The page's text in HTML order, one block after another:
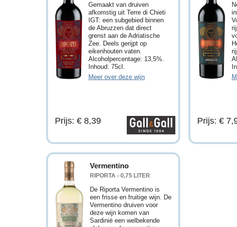
Gemaakt van druiven
afkomstig uit Terre di Chieti
IGT: een subgebied binnen
de Abruzzen dat direct
grenst aan de Adriatische
Zee. Deels gerijpt op
eikenhouten vaten.
Alcoholpercentage: 13,5%.
Inhoud: 75cl.
Meer over deze wijn
Prijs: € 8,39 Prijs: €
Vermentino
RIPORTA - 0,75 LITER
De Riporta Vermentino is
een frisse en fruitige wijn. De
Vermentino druiven voor
deze wijn komen van
Sardinië een welbekende